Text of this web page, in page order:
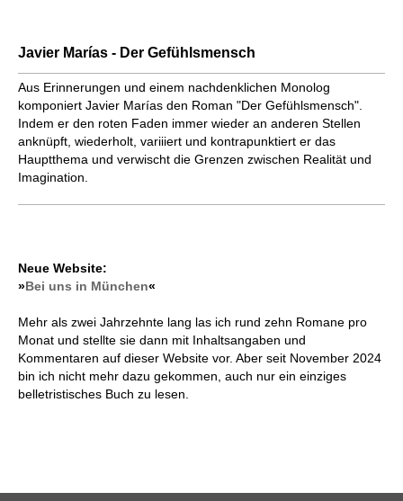
Javier Marías - Der Gefühlsmensch
Aus Erinnerungen und einem nachdenklichen Monolog
komponiert Javier Marías den Roman "Der Gefühlsmensch".
Indem er den roten Faden immer wieder an anderen Stellen
anknüpft, wiederholt, variiiert und kontrapunktiert er das
Hauptthema und verwischt die Grenzen zwischen Realität und
Imagination.
Neue Website:
»Bei uns in München«
Mehr als zwei Jahrzehnte lang las ich rund zehn Romane pro
Monat und stellte sie dann mit Inhaltsangaben und
Kommentaren auf dieser Website vor. Aber seit November 2024
bin ich nicht mehr dazu gekommen, auch nur ein einziges
belletristisches Buch zu lesen.